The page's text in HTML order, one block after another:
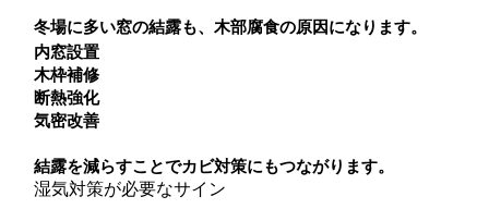
冬場に多い窓の結露も、木部腐食の原因になります。
内窓設置
木枠補修
断熱強化
気密改善
結露を減らすことでカビ対策にもつながります。
湿気対策が必要なサイン